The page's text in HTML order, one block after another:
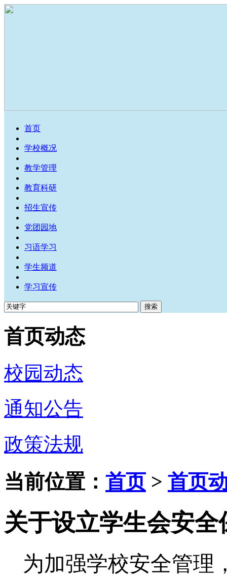
首页
学校概况
教学管理
教育科研
招生宣传
党团园地
习语学习
学生频道
学习宣传
首页动态
校园动态
通知公告
政策法规
当前位置： 首页> 首页
关于设立学生会安
为加强学校安全管理